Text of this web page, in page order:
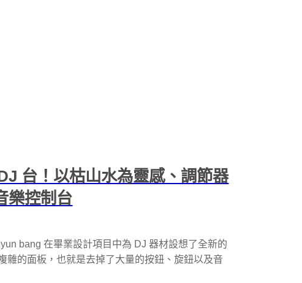
台！以枯山水為靈感、調節器
樂控制台
bang 在畢業設計項目中為 DJ 器材設想了全新的
雜的面板，也就是去掉了大量的按鈕、旋鈕以及音